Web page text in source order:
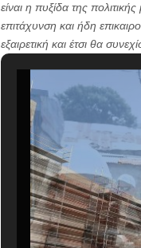
είναι η πυξίδα της
επιτάχυνση και ήδη
εξαιρετική και έτσι θα